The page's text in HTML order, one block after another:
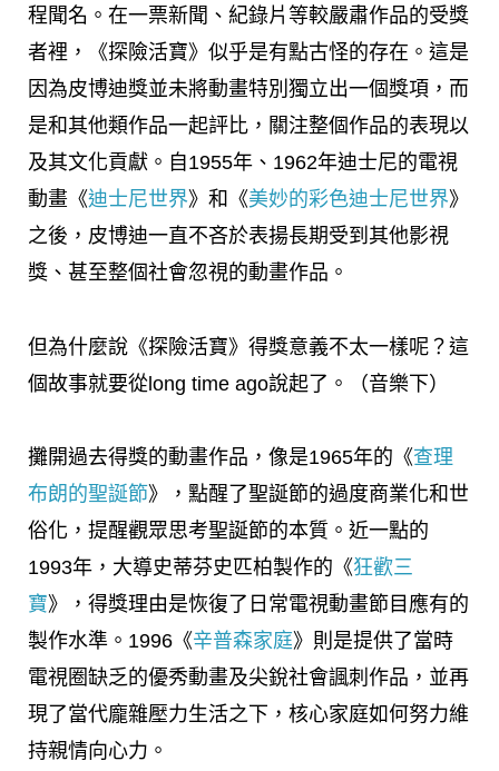
程聞名。在一票新聞、紀錄片等較嚴肅作品的受獎
者裡，《探險活寶》似乎是有點古怪的存在。這是
因為皮博迪獎並未將動畫特別獨立出一個獎項，而
是和其他類作品一起評比，關注整個作品的表現以
及其文化貢獻。自1955年、1962年迪士尼的電視
動畫《迪士尼世界》和《美妙的彩色迪士尼世界》
之後，皮博迪一直不吝於表揚長期受到其他影視
獎、甚至整個社會忽視的動畫作品。
但為什麼說《探險活寶》得獎意義不太一樣呢？這
個故事就要從long time ago說起了。（音樂下）
攤開過去得獎的動畫作品，像是1965年的《查理
布朗的聖誕節》，點醒了聖誕節的過度商業化和世
俗化，提醒觀眾思考聖誕節的本質。近一點的
1993年，大導史蒂芬史匹柏製作的《狂歡三
寶》，得獎理由是恢復了日常電視動畫節目應有的
製作水準。1996《辛普森家庭》則是提供了當時
電視圈缺乏的優秀動畫及尖銳社會諷刺作品，並再
現了當代龐雜壓力生活之下，核心家庭如何努力維
持親情向心力。